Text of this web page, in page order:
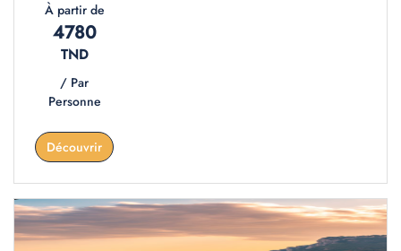
À partir de
4780
TND
/ Par
Personne
Découvrir